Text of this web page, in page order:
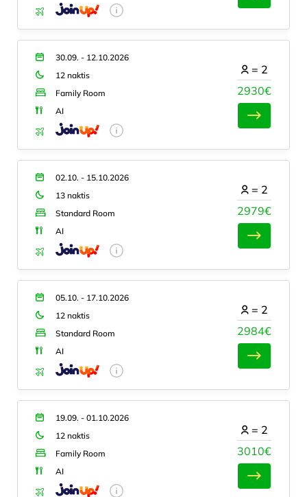
30.09. - 12.10.2026
12 naktis
Family Room
AI
2930€
= 2
02.10. - 15.10.2026
13 naktis
Standard Room
AI
2979€
= 2
05.10. - 17.10.2026
12 naktis
Standard Room
AI
2984€
= 2
19.09. - 01.10.2026
12 naktis
Family Room
AI
3010€
= 2